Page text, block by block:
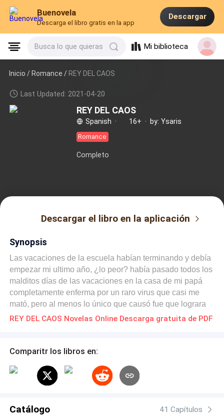
Buenovela
Descarga el libro gratis en la app
Descargar
Busca lo que quieras Mi biblioteca
Inicio /Romance / REY DEL CAOS
Last Updated: 2021-04-20
REY DEL CAOS
Spanish · 16+ · by: Ysaris
Romance
Completo
Descargar el libro en la aplicación
Synopsis
Las vacaciones de la escuela habían terminando y debía
empezar mi ultimo año, ¿lo peor? había pasado todos los
malditos días de las vacaciones en la casa de mi papá
completamente enferma por un raro virus que casi me
mató, pero al menos lo único que causó fue que lograra
bajar tanto de peso que apenas era reconocible. Ahora
los años... Pero no sabía lo equivocada que estaba,
REY DEL CAOS Novelas Online Descarga gratuita de PDF
Comparitr los libros en:
Catálogo 41 Capítulos